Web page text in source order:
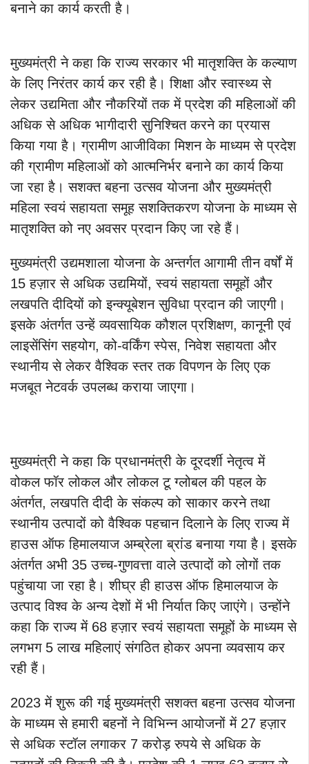
बनाने का कार्य करती है।
मुख्यमंत्री ने कहा कि राज्य सरकार भी मातृशक्ति के कल्याण
के लिए निरंतर कार्य कर रही है। शिक्षा और स्वास्थ्य से
लेकर उद्यमिता और नौकरियों तक में प्रदेश की महिलाओं की
अधिक से अधिक भागीदारी सुनिश्चित करने का प्रयास
किया गया है। ग्रामीण आजीविका मिशन के माध्यम से प्रदेश
की ग्रामीण महिलाओं को आत्मनिर्भर बनाने का कार्य किया
जा रहा है। सशक्त बहना उत्सव योजना और मुख्यमंत्री
महिला स्वयं सहायता समूह सशक्तिकरण योजना के माध्यम से
मातृशक्ति को नए अवसर प्रदान किए जा रहे हैं।
मुख्यमंत्री उद्यमशाला योजना के अन्तर्गत आगामी तीन वर्षों में
15 हज़ार से अधिक उद्यमियों, स्वयं सहायता समूहों और
लखपति दीदियों को इन्क्यूबेशन सुविधा प्रदान की जाएगी।
इसके अंतर्गत उन्हें व्यवसायिक कौशल प्रशिक्षण, कानूनी एवं
लाइसेंसिंग सहयोग, को-वर्किंग स्पेस, निवेश सहायता और
स्थानीय से लेकर वैश्विक स्तर तक विपणन के लिए एक
मजबूत नेटवर्क उपलब्ध कराया जाएगा।
मुख्यमंत्री ने कहा कि प्रधानमंत्री के दूरदर्शी नेतृत्व में
वोकल फॉर लोकल और लोकल टू ग्लोबल की पहल के
अंतर्गत, लखपति दीदी के संकल्प को साकार करने तथा
स्थानीय उत्पादों को वैश्विक पहचान दिलाने के लिए राज्य में
हाउस ऑफ हिमालयाज अम्ब्रेला ब्रांड बनाया गया है। इसके
अंतर्गत अभी 35 उच्च-गुणवत्ता वाले उत्पादों को लोगों तक
पहुंचाया जा रहा है। शीघ्र ही हाउस ऑफ हिमालयाज के
उत्पाद विश्व के अन्य देशों में भी निर्यात किए जाएंगे। उन्होंने
कहा कि राज्य में 68 हज़ार स्वयं सहायता समूहों के माध्यम से
लगभग 5 लाख महिलाएं संगठित होकर अपना व्यवसाय कर
रही हैं।
2023 में शुरू की गई मुख्यमंत्री सशक्त बहना उत्सव योजना
के माध्यम से हमारी बहनों ने विभिन्न आयोजनों में 27 हज़ार
से अधिक स्टॉल लगाकर 7 करोड़ रुपये से अधिक के